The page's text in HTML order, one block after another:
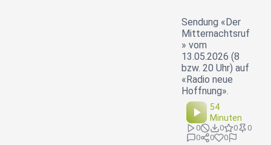
Sendung «Der
Mitternachtsruf
» vom
13.05.2026 (8
bzw. 20 Uhr) auf
«Radio neue
Hoffnung».
54
Minuten
0 0 0
0
0
0 0